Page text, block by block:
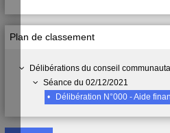
Plan de classement
Délibérations du conseil
Séance du 02/12/2021
•
Délibération N°000 - Aide